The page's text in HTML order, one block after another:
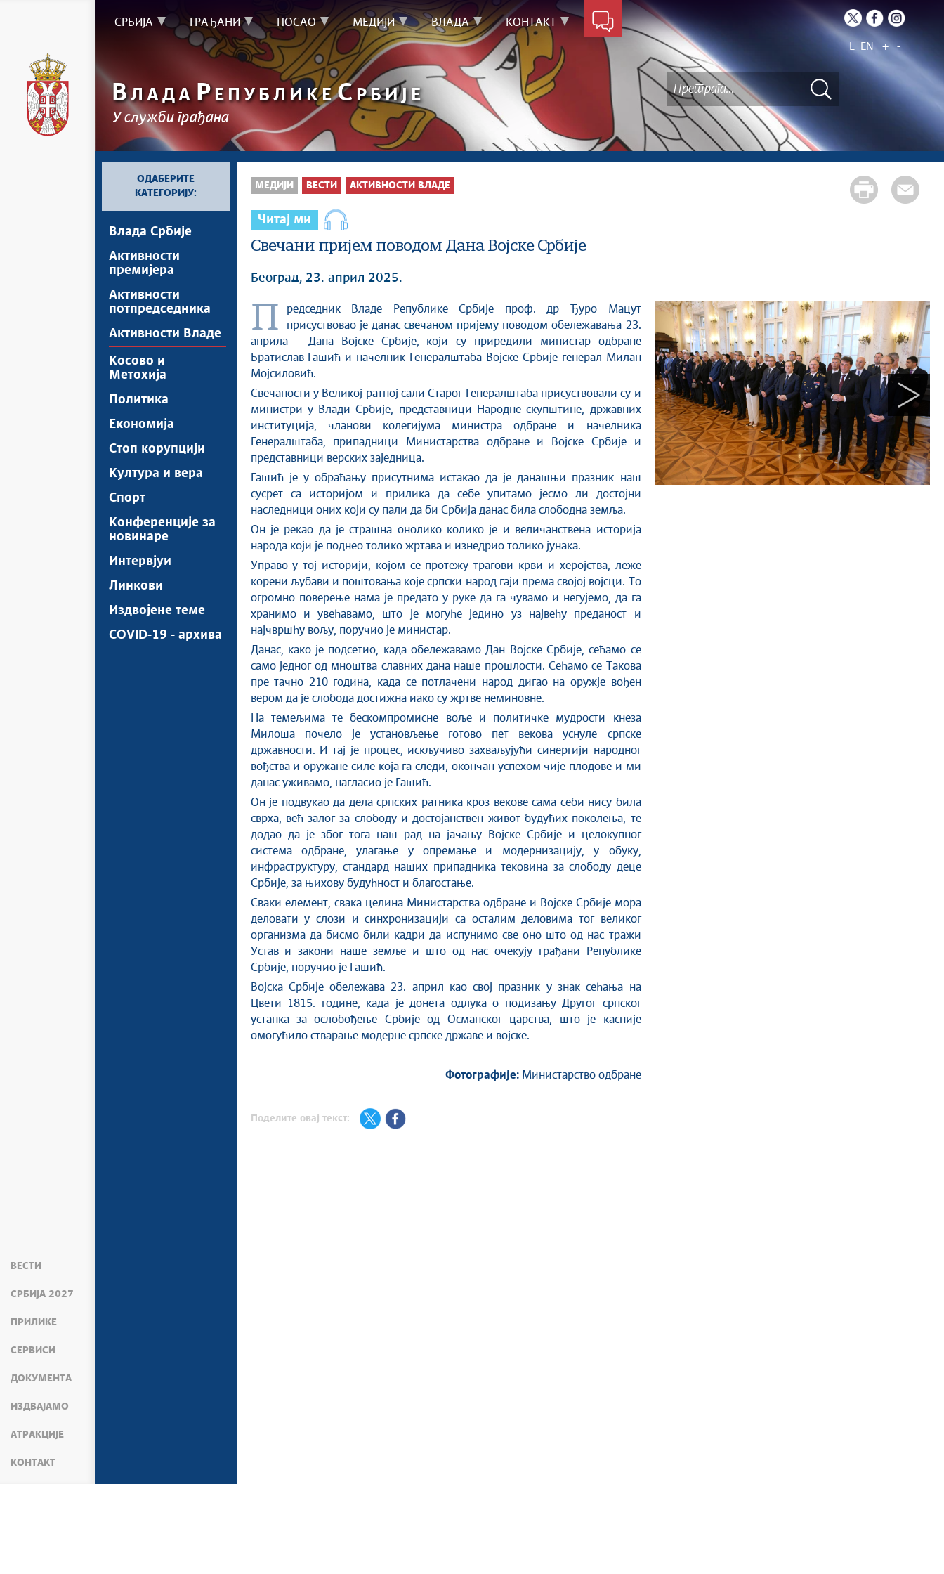
ВЕСТИ
СРБИЈА 2027
ПРИЛИКЕ
СЕРВИСИ
ДОКУМЕНТА
ИЗДВАЈАМО
АТРАКЦИЈЕ
КОНТАКТ
СРБИЈА ГРАЂАНИ ПОСАО МЕДИЈИ ВЛАДА КОНТАКТ
L EN + -
ВЛАДА Р ЕПУБЛИКЕС РБИЈЕ
У служби грађана
ОДАБЕРИТЕ
КАТЕГОРИЈУ:
Влада Србије
Активности
премијера
Активности
потпредседника
Активности Владе
Косово и
Метохија
Политика
Економија
Стоп корупцији
Култура и вера
Спорт
Конференције за
новинаре
Интервјуи
Линкови
Издвојене теме
COVID-19 - архива
МЕДИЈИ ВЕСТИ АКТИВНОСТИ ВЛАДЕ
Читај ми
Свечани пријем поводом Дана Војске Србије
Београд, 23. април 2025.
Председник Владе Републике Србије проф. др Ђуро Мацут присуствовао је данас свечаном пријему поводом обележавања 23.
априла – Дана Војске Србије, који су приредили министар одбране
Братислав Гашић и начелник Генералштаба Војске Србије генерал Милан
Мојсиловић.
Свечаности у Великој ратној сали Старог Генералштаба присуствовали су и
министри у Влади Србије, представници Народне скупштине, државних
институција, чланови колегијума министра одбране и начелника
Генералштаба, припадници Министарства одбране и Војске Србије и
представници верских заједница.
Гашић је у обраћању присутнима истакао да је данашњи празник наш
сусрет са историјом и прилика да себе упитамо јесмо ли достојни
наследници оних који су пали да би Србија данас била слободна земља.
Он је рекао да је страшна онолико колико је и величанствена историја
народа који је поднео толико жртава и изнедрио толико јунака.
Управо у тој историји, којом се протежу трагови крви и херојства, леже
корени љубави и поштовања које српски народ гаји према својој војсци. То
огромно поверење нама је предато у руке да га чувамо и негујемо, да га
хранимо и увећавамо, што је могуће једино уз највећу преданост и
најчвршћу вољу, поручио је министар.
Данас, како је подсетио, када обележавамо Дан Војске Србије, сећамо се
само једног од мноштва славних дана наше прошлости. Сећамо се Такова
пре тачно 210 година, када се потлачени народ дигао на оружје вођен
вером да је слобода достижна иако су жртве неминовне.
На темељима те бескомпромисне воље и политичке мудрости кнеза
Милоша почело је установљење готово пет векова уснуле српске
државности. И тај је процес, искључиво захваљујући синергији народног
вођства и оружане силе која га следи, окончан успехом чије плодове и ми
данас уживамо, нагласио је Гашић.
Он је подвукао да дела српских ратника кроз векове сама себи нису била
сврха, већ залог за слободу и достојанствен живот будућих поколења, те
додао да је због тога наш рад на јачању Војске Србије и целокупног
система одбране, улагање у опремање и модернизацију, у обуку,
инфраструктуру, стандард наших припадника тековина за слободу деце
Србије, за њихову будућност и благостање.
Сваки елемент, свака целина Министарства одбране и Војске Србије мора
деловати у слози и синхронизацији са осталим деловима тог великог
организма да бисмо били кадри да испунимо све оно што од нас тражи
Устав и закони наше земље и што од нас очекују грађани Републике
Србије, поручио је Гашић.
Војска Србије обележава 23. април као свој празник у знак сећања на
Цвети 1815. године, када је донета одлука о подизању Другог српског
устанка за ослобођење Србије од Османског царства, што је касније
омогућило стварање модерне српске државе и војске.
Фотографије:Министарство одбране
Поделите овај текст: